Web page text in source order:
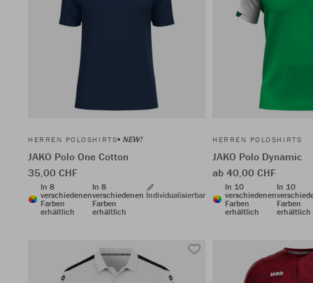
HERREN POLOSHIRTS NEW!
JAKO Polo One Cotton
35,00 CHF
In 8
verschiedenen
Farben
erhältlich
In 8
verschiedenen
Farben
erhältlich
Individualisierbar
HERREN POLOSHIRTS
JAKO Polo Dynamic
ab 40,00 CHF
In 10
verschiedenen
Farben
erhältlich
In 10
Farben
erhältlich